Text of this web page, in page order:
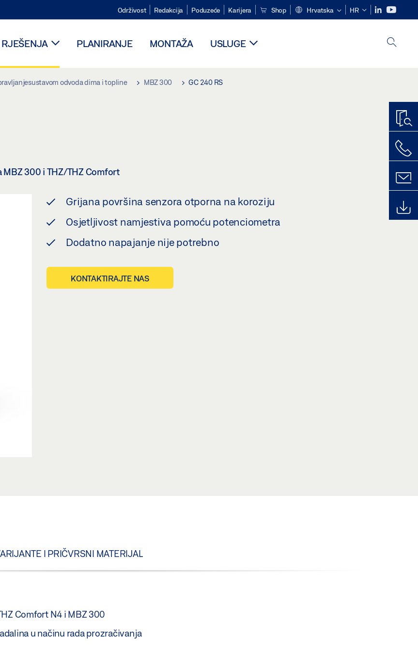
Održivost Redakcija Poduzeće Karijera Shop Hrvatska HR
RJEŠENJA PLANIRANJE MONTAŽA USLUGE
odvoda dima i topline MBZ 300 GC 240 RS
MBZ 300 i THZ/THZ Comfort
Grijana površina senzora otporna na koroziju
Osjetljivost namjestiva pomoću potenciometra
Dodatno napajanje nije potrebno
KONTAKTIRAJTE NAS
I PRIČVRSNI MATERIJAL
Comfort N4 i MBZ 300
u načinu rada prozračivanja